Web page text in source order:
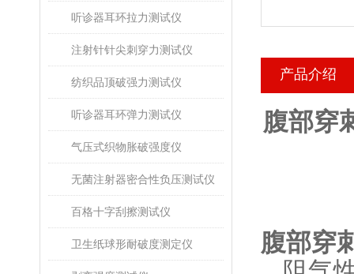
听诊器耳环拉力测试仪
注射针针尖刺穿力测试仪
纺织品顶破强力测试仪
听诊器耳环弹力测试仪
气压式织物胀破强度仪
无菌注射器密合性负压测试仪
百格十字刮擦测试仪
卫生纸球形耐破度测定仪
产品介绍
腹部穿
腹部穿